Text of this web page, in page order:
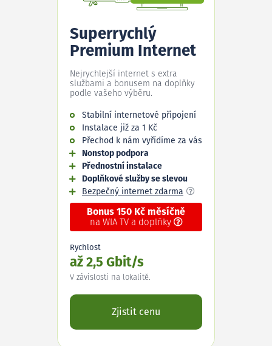
Superrychlý
Premium Internet
Nejrychlejší internet s extra
službami a bonusem na doplňky
podle vašeho výběru.
Stabilní internetové připojení
Instalace již za 1 Kč
Přechod k nám vyřídíme za vás
Nonstop podpora
Přednostní instalace
Doplňkové služby se slevou
Bezpečný internet zdarma
Bonus 150 Kč měsíčně
na WIA TV a doplňky
Rychlost
až 2,5 Gbit/s
V závislosti na lokalitě.
Zjistit cenu